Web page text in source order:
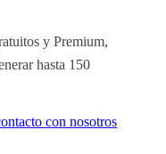
y Premium,
hasta 150
con nosotros